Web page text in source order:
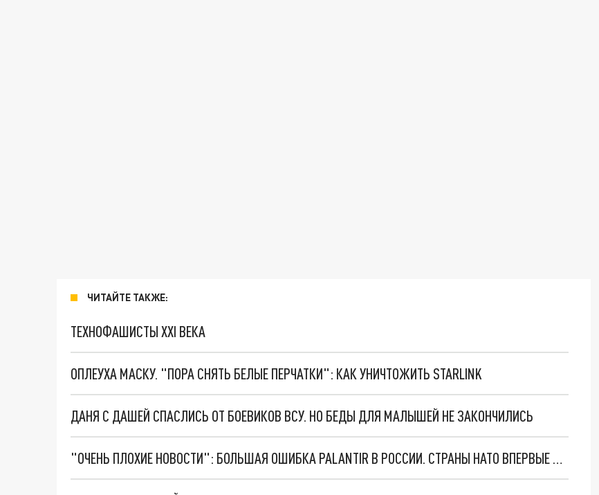
ЧИТАЙТЕ ТАКЖЕ:
ТЕХНОФАШИСТЫ XXI ВЕКА
ОПЛЕУХА МАСКУ. "ПОРА СНЯТЬ БЕЛЫЕ ПЕРЧАТКИ": КАК УНИЧТОЖИТЬ STARLINK
ДАНЯ С ДАШЕЙ СПАСЛИСЬ ОТ БОЕВИКОВ ВСУ. НО БЕДЫ ДЛЯ МАЛЫШЕЙ НЕ ЗАКОНЧИЛИСЬ
"ОЧЕНЬ ПЛОХИЕ НОВОСТИ": БОЛЬШАЯ ОШИБКА PALANTIR В РОССИИ. СТРАНЫ НАТО ВПЕРВЫЕ ЗА СВО ОСТАНОВИЛИ ПОСТАВКИ ОРУЖИЯ. ВСУ ТЕРЯЮТ ПРИГРАНИЧЬЕ?